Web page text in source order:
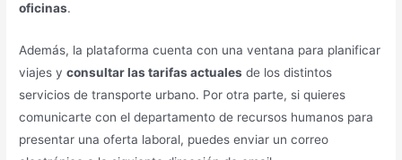
oficinas.
Además, la plataforma cuenta con una ventana para planificar
viajes yconsultar las tarifas actuales de los distintos
servicios de transporte urbano. Por otra parte, si quieres
comunicarte con el departamento de recursos humanos para
presentar una oferta laboral, puedes enviar un correo